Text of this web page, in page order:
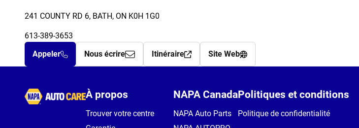
241 COUNTY RD 6, BATH, ON K0H 1G0
613-389-3653
Appeler
Nous écrire Itinéraire Site Web
Autocare
À propos
Trouver votre centre
NAPA Canada
NAPA Auto Parts
Politiques et conditions
Politique de confidentialité